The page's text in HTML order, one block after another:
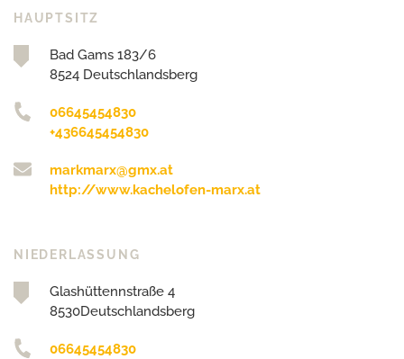
HAUPTSITZ
Bad Gams 183/6
8524 Deutschlandsberg
06645454830
+436645454830
markmarx@gmx.at
http://www.kachelofen-marx.at
NIEDERLASSUNG
Glashüttennstraße 4
8530Deutschlandsberg
06645454830